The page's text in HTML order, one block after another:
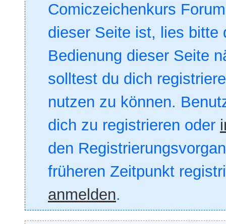
Comiczeichenkurs
dieser Seite ist, lies bitte
Bedienung dieser Seite
solltest du dich
nutzen zu können.
dich zu registrieren oder
den
früheren Zeitpunkt
anmelden.